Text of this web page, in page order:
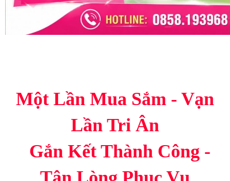
Một Lần Mua Sắm - Vạn
Lần Tri Ân
Gắn Kết Thành Công -